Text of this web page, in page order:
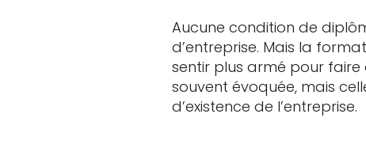
Aucune condition de
d’entreprise. Mais la
sentir plus armé pour faire
souvent évoquée, mais
d’existence de l’entreprise.